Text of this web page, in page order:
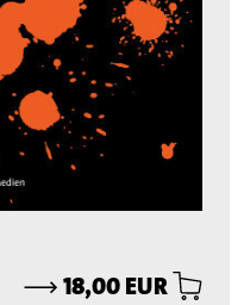
⟶18,00 EUR